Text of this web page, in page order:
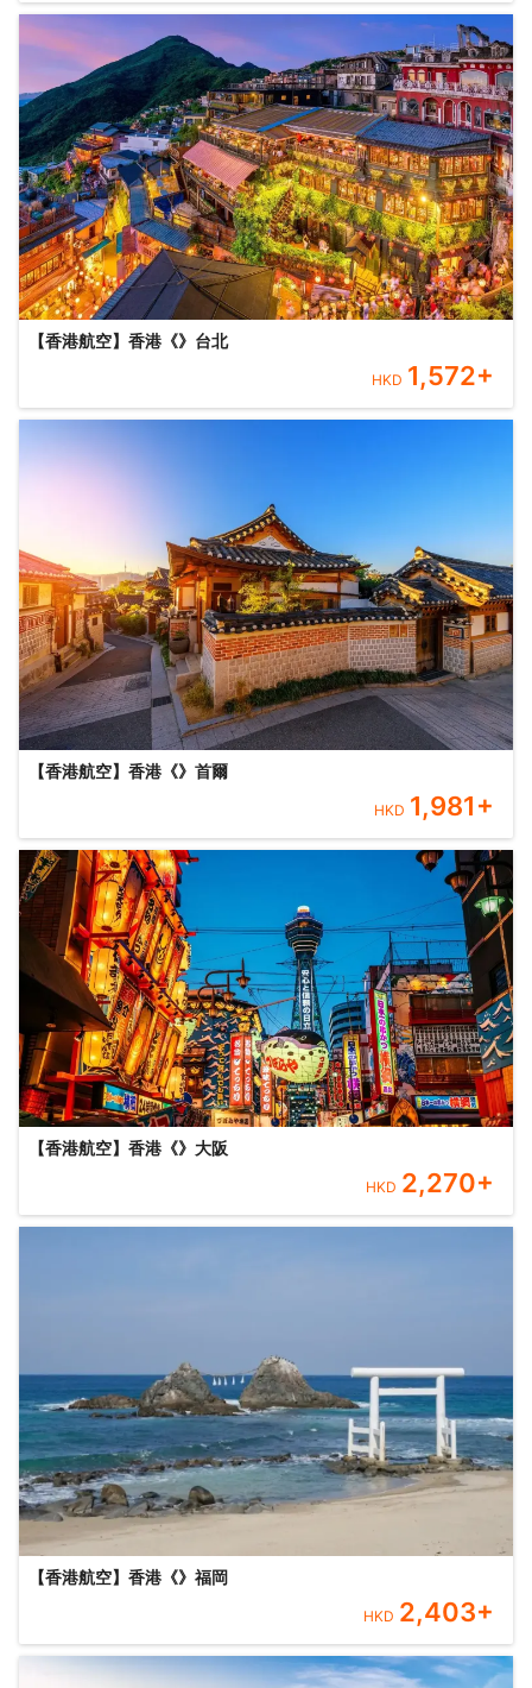
【香港航空】香港《》台北
HKD 1,572+
【香港航空】香港《》首爾
HKD 1,981+
【香港航空】香港《》大阪
HKD 2,270+
【香港航空】香港《》福岡
HKD 2,403+